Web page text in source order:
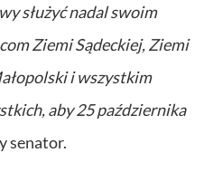
służyć nadal swoim
Ziemi Sądeckiej, Ziemi
i wszystkim
aby 25 października
senator.